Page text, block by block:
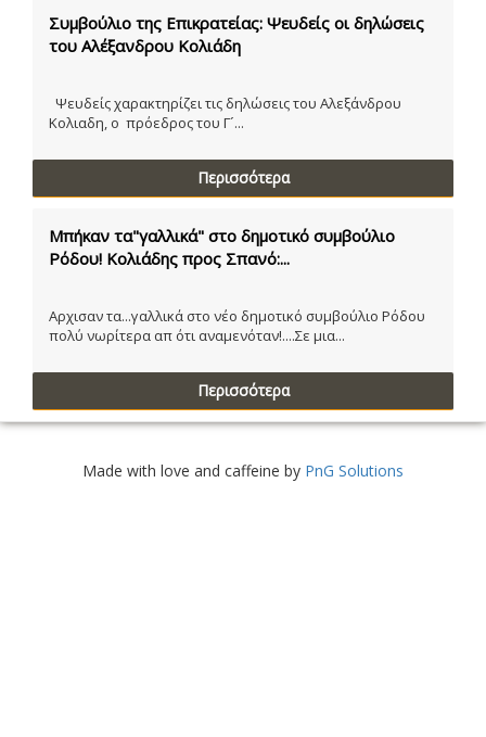
Συμβούλιο της Επικρατείας: Ψευδείς οι δηλώσεις
του Αλέξανδρου Κολιάδη
Ψευδείς χαρακτηρίζει τις δηλώσεις του Αλεξάνδρου
Κολιαδη, ο πρόεδρος του Γ´...
Περισσότερα
Μπήκαν τα"γαλλικά" στο δημοτικό συμβούλιο
Ρόδου! Κολιάδης προς Σπανό:...
Αρχισαν τα...γαλλικά στο νέο δημοτικό συμβούλιο Ρόδου
πολύ νωρίτερα απ ότι αναμενόταν!....Σε μια...
Περισσότερα
Made with love and caffeine by PnG Solutions